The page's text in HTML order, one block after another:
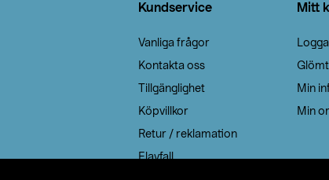
Kundservice
Vanliga frågor
Kontakta oss
Tillgänglighet
Köpvillkor
Retur / reklamation
Elavfall
Mitt
Min
Min